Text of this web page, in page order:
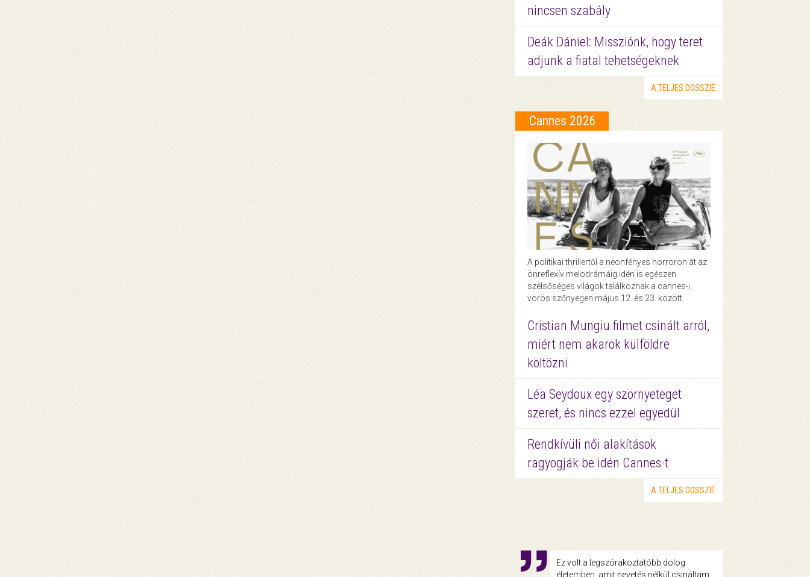
nincsen szabály
Deák Dániel: Missziónk, hogy teret
adjunk a fiatal tehetségeknek
A TELJES DOSSZIÉ
Cannes 2026
A politikai thrillertől a neonfényes horroron át az
önreflexív melodrámáig idén is egészen
szélsőséges világok találkoznak a cannes-i
vörös szőnyegen május 12. és 23. között.
Cristian Mungiu filmet csinált arról,
miért nem akarok külföldre
költözni
Léa Seydoux egy szörnyeteget
szeret, és nincs ezzel egyedül
Rendkívüli női alakítások
ragyogják be idén Cannes-t
A TELJES DOSSZIÉ
Ez volt a legszórakoztatóbb dolog
életemben, amit nevetés nélkül csináltam